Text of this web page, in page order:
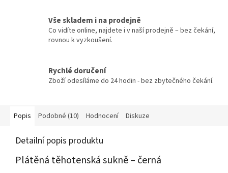
Vše skladem i na prodejně
Co vidíte online, najdete i v naší prodejně – bez čekání,
rovnou k vyzkoušení.
Rychlé doručení
Zboží odesíláme do 24 hodin - bez zbytečného čekání.
Popis Podobné (10) Hodnocení Diskuze
Detailní popis produktu
Plátěná těhotenská sukně – černá